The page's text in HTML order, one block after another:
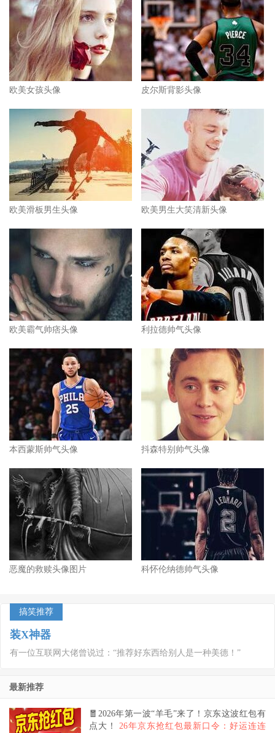
欧美女孩头像 皮尔斯背影头像
欧美滑板男生头像 欧美男生大笑清新头像
欧美霸气帅痞头像 利拉德帅气头像
本西蒙斯帅气头像 抖森特别帅气头像
恶魔的救赎头像图片 科怀伦纳德帅气头像
搞笑推荐
装X神器
有一位互联网大佬曾说过：“推荐好东西给别人是一种美德！”
最新推荐
🧧2026年第一波“羊毛”来了！京东这波红包有
点大！ 26年京东抢红包最新口令：好运连连